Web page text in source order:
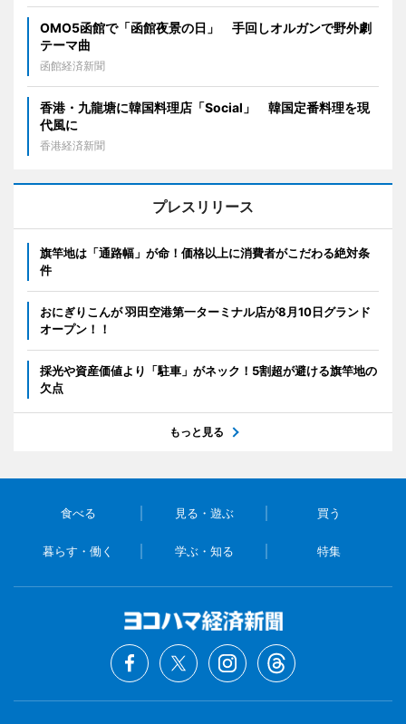
OMO5函館で「函館夜景の日」 手回しオルガンで野外劇
テーマ曲
函館経済新聞
香港・九龍塘に韓国料理店「Social」 韓国定番料理を現
代風に
香港経済新聞
プレスリリース
旗竿地は「通路幅」が命！価格以上に消費者がこだわる絶対条
件
おにぎりこんが 羽田空港第一ターミナル店が8月10日グランド
オープン！！
採光や資産価値より「駐車」がネック！5割超が避ける旗竿地の
欠点
もっと見る
食べる 見る・遊ぶ 買う
暮らす・働く 学ぶ・知る 特集